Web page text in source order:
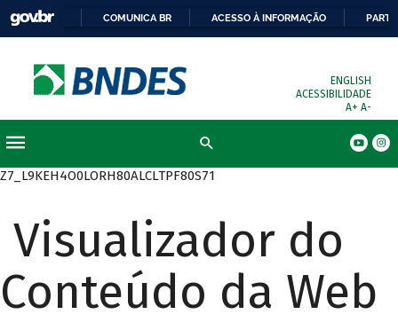
COMUNICA BR ACESSO À INFORMAÇÃO
ENGLISH
ACESSIBILIDADE
A+ A-
Z7_L9KEH4O0LORH80ALCLTPF80S71
Visualizador do
Conteúdo da Web